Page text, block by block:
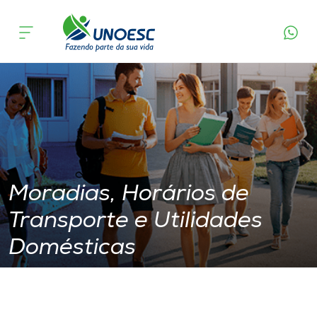
Cursos
Onde estamos
Pesquisa
Atendimento ao Estudante
Portal de Ensino
A
Unoesc
Moradias, Horários de Transporte e Utilidades
Domésticas
Moradias, Horários de
Transporte e Utilidades
Domésticas